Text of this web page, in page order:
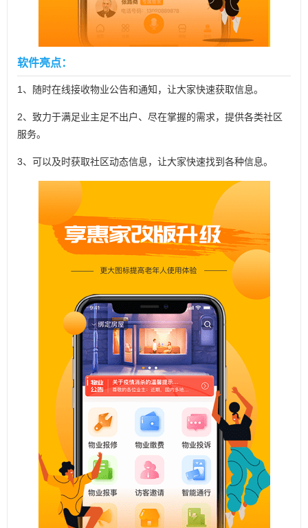
软件亮点：
1、随时在线接收物业公告和通知，让大家快速获取信息。
2、致力于满足业主足不出户、尽在掌握的需求，提供各类社区
服务。
3、可以及时获取社区动态信息，让大家快速找到各种信息。